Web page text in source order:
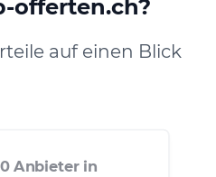
offerten.ch?
auf einen Blick
Anbieter in